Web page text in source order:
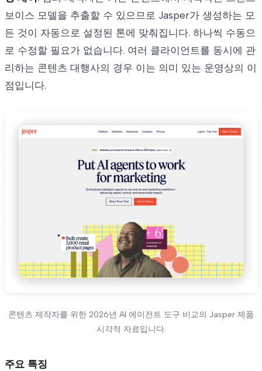
보이스 모델을 추출할 수 있으므로 Jasper가 생성하는 모
든 것이 자동으로 설정된 톤에 맞춰집니다. 하나씩 수동으
로 수정할 필요가 없습니다. 여러 클라이언트를 동시에 관
리하는 콘텐츠 대행사의 경우 이는 의미 있는 운영상의 이
점입니다.
콘텐츠 제작자를 위한 2026년 AI 에이전트 도구 비교의 Jasper 제품
시각적 자료입니다.
주요 특징